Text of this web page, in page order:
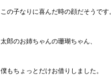
この子なりに喜んだ時の顔だそうです
太郎のお姉ちゃんの珊瑚ちゃん、
僕もちょっとだけお借りしました。